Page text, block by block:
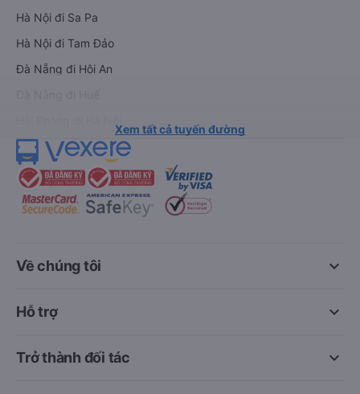
Hà Nội đi Sa Pa
Hà Nội đi Tam Đảo
Đà Nẵng đi Hội An
Xem tất cả tuyến đường
keyboard_arrow_down
Về chúng tôi
keyboard_arrow_down
Hỗ trợ
keyboard_arrow_down
Trở thành đối tác